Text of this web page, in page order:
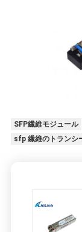
図SFP繊維モジュール
sfp 繊維のトランシ